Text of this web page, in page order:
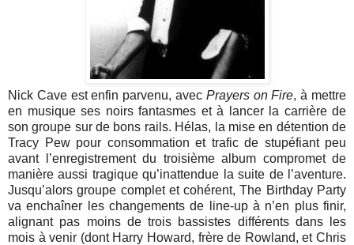
Nick Cave est enfin parvenu, avec Prayers on Fire, à mettre
en musique ses noirs fantasmes et à lancer la carrière de
son groupe sur de bons rails. Hélas, la mise en détention de
Tracy Pew pour consommation et trafic de stupéfiant peu
avant l’enregistrement du troisième album compromet de
manière aussi tragique qu’inattendue la suite de l’aventure.
Jusqu’alors groupe complet et cohérent, The Birthday Party
va enchaîner les changements de line-up à n’en plus finir,
alignant pas moins de trois bassistes différents dans les
mois à venir (dont Harry Howard, frère de Rowland, et Chris